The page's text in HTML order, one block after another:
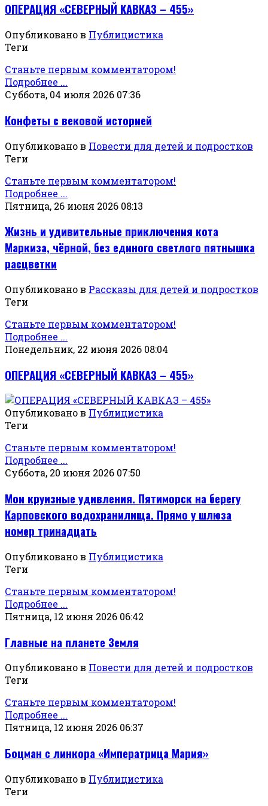
ОПЕРАЦИЯ «СЕВЕРНЫЙ КАВКАЗ – 455»
Опубликовано в Публицистика
Теги
Станьте первым комментатором!
Подробнее ...
Суббота, 04 июля 2026 07:36
Конфеты с вековой историей
Опубликовано в Повести для детей и подростков
Теги
Станьте первым комментатором!
Подробнее ...
Пятница, 26 июня 2026 08:13
Жизнь и удивительные приключения кота
Маркиза, чёрной, без единого светлого пятнышка
расцветки
Опубликовано в Рассказы для детей и подростков
Теги
Станьте первым комментатором!
Подробнее ...
Понедельник, 22 июня 2026 08:04
ОПЕРАЦИЯ «СЕВЕРНЫЙ КАВКАЗ – 455»
Опубликовано в Публицистика
Теги
Станьте первым комментатором!
Подробнее ...
Суббота, 20 июня 2026 07:50
Мои круизные удивления. Пятиморск на берегу
Карповского водохранилища. Прямо у шлюза
номер тринадцать
Опубликовано в Публицистика
Теги
Станьте первым комментатором!
Подробнее ...
Пятница, 12 июня 2026 06:42
Главные на планете Земля
Опубликовано в Повести для детей и подростков
Теги
Станьте первым комментатором!
Подробнее ...
Пятница, 12 июня 2026 06:37
Боцман с линкора «Императрица Мария»
Опубликовано в Публицистика
Теги